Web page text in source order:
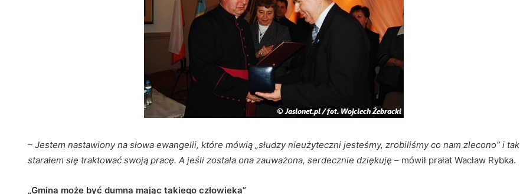
– Jestem nastawiony na słowa ewangelii, które mówią „słudzy nieużyteczni jesteśmy, zrobiliśmy co nam zlecono” i tak
starałem się traktować swoją pracę. A jeśli została ona zauważona, serdecznie dziękuję – mówił prałat Wacław Rybka.
„Gmina może być dumna mając takiego człowieka”